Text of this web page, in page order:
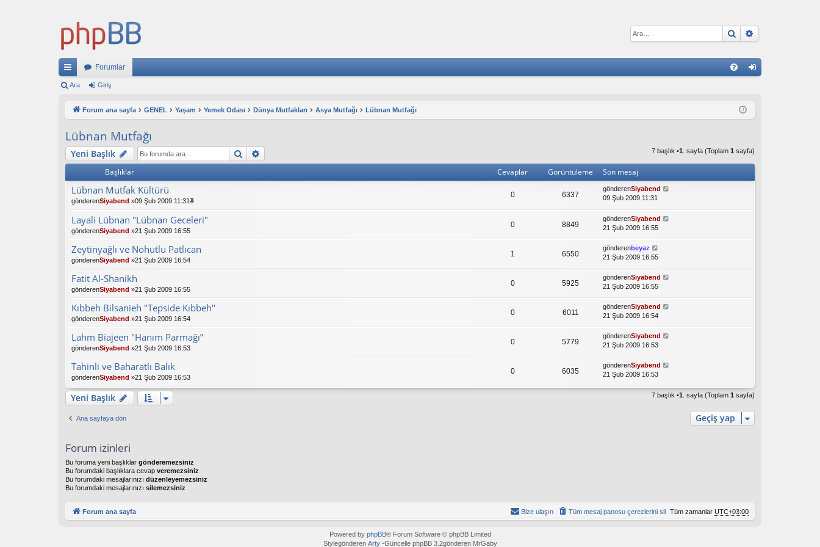
Ara
ızl
ğl
an
Forumlar
ş
Ara Giriş
Forum ana sayfa GENEL Yaşam Yemek Odası Dünya Mutfakları Asya Mutfağı Lübnan Mutfağı
Lübnan Mutfağı
Yeni Başlık Ara 7 başlık •1 . sayfa (Toplam 1 sayfa)
Başlıklar Cevaplar Görüntüleme Son mesaj
Lübnan Mutfak Kültürü
gönderenSiyabend »09 Şub 2009 11:31
0 6337
gönderenSiyabend
09 Şub 2009 11:31
Layali Lübnan "Lübnan Geceleri"
gönderenSiyabend »21 Şub 2009 16:55
0 8849
gönderenSiyabend
21 Şub 2009 16:55
Zeytinyağlı ve Nohutlu Patlıcan
gönderenSiyabend »21 Şub 2009 16:54
1 6550
gönderenbeyaz
21 Şub 2009 16:55
Fatit Al-Shanikh
gönderenSiyabend »21 Şub 2009 16:55
0 5925
gönderenSiyabend
21 Şub 2009 16:55
Kıbbeh Bilsanieh "Tepside Kıbbeh"
gönderenSiyabend »21 Şub 2009 16:54
0 6011
gönderenSiyabend
21 Şub 2009 16:54
Lahm Biajeen "Hanım Parmağı”
gönderenSiyabend »21 Şub 2009 16:53
0 5779
gönderenSiyabend
21 Şub 2009 16:53
Tahinli ve Baharatlı Balık
gönderenSiyabend »21 Şub 2009 16:53
0 6035
gönderenSiyabend
21 Şub 2009 16:53
Yeni Başlık 7 başlık •1 . sayfa (Toplam 1 sayfa)
Ana sayfaya dön Geçiş yap
Forum izinleri
Bu foruma yeni başlıklar gönderemezsiniz
Bu forumdaki başlıklara cevap veremezsiniz
Bu forumdaki mesajlarınızı düzenleyemezsiniz
Bu forumdaki mesajlarınızı silemezsiniz
Forum ana sayfa Tüm zamanlar UTC+03:00
Tüm mesaj panosu çerezlerini sil
Bize ulaşın
Powered by phpBB® Forum Software © phpBB Limited
Stylegönderen Arty-Güncelle phpBB 3.2gönderen MrGaby